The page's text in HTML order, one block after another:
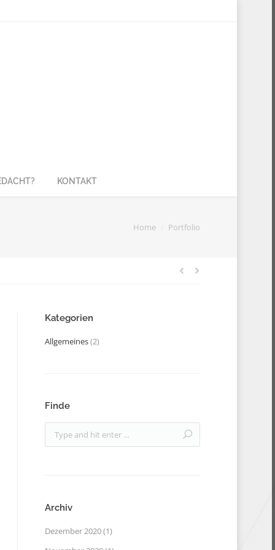
KONTAKT
Home Portfolio
Kategorien
Allgemeines(2)
Finde
Archiv
Dezember 2020(1)